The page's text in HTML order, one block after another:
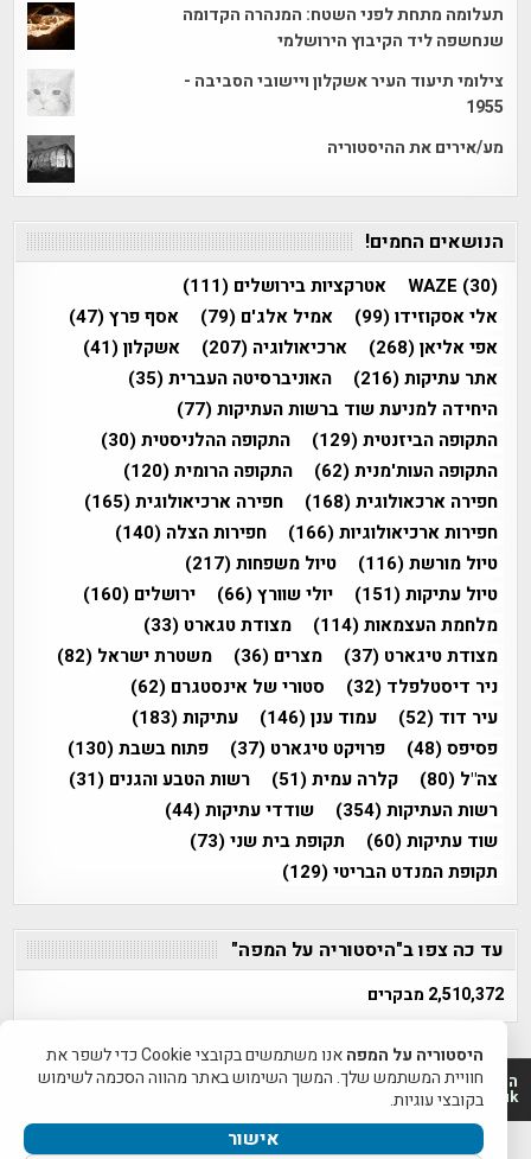
תעלומה מתחת לפני השטח: המנהרה הקדומה
שנחשפה ליד הקיבוץ הירושלמי
צילומי תיעוד העיר אשקלון ויישובי הסביבה -
1955
מע/אירים את ההיסטוריה
הנושאים החמים!
WAZE (30) אטרקציות בירושלים (111)
אלי אסקוזידו(99) אמיל אלג'ם (79) אסף פרץ(47)
אפי אליאן(268) ארכיאולוגיה (207) אשקלון(41)
אתר עתיקות(216) האוניברסיטה העברית(35)
היחידה למניעת שוד ברשות העתיקות(77)
התקופה הביזנטית(129) התקופה ההלניסטית(30)
התקופה העות'מנית(62) התקופה הרומית(120)
חפירה ארכאולוגית(168) חפירה ארכיאולוגית(165)
חפירות ארכיאולוגיות(166) חפירות הצלה (140)
טיול מורשת(116) טיול משפחות(217)
טיול עתיקות(151) יולי שוורץ(66) ירושלים (160)
מלחמת העצמאות(114) מצודת טגארט (33)
מצודת טיגארט (37) מצרים (36) משטרת ישראל (82)
ניר דיסטלפלד (32) סטורי של אינסטגרם (62)
עיר דוד (52) עמוד ענן(146) עתיקות(183)
פסיפס(48) פרויקט טיגארט (37) פתוח בשבת(130)
צה"ל (80) קלרה עמית(51) רשות הטבע והגנים (31)
רשות העתיקות(354) שודדי עתיקות(44)
שוד עתיקות(60) תקופת בית שני(73)
תקופת המנדט הבריטי(129)
עד כה צפו ב"היסטוריה על המפה"
2,510,372 מבקרים
היסטוריה על המפה 2011-2026 | פרוייקט טיגארט 2012-2026|
www.mapah.co.il | www.tegart.uk
היסטוריה על המפה
אנו משתמשים בקובצי Cookie כדי לשפר את
חוויית המשתמש שלך. המשך השימוש באתר מהווה הסכמה לשימוש
בקובצי עוגיות.
אישור